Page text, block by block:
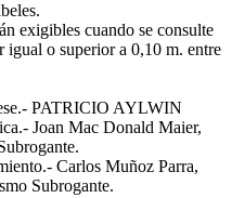
exigibles cuando se consulte
igual o superior a 0,10 m. entre
PATRICIO AYLWIN
Joan Mac Donald Maier,
Carlos Muñoz Parra,
Subrogante.